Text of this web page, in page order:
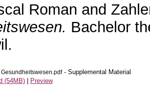
Roman and
Bachelor
Gesundheitswesen.pdf- Supplemental Material
(54MB)| Preview